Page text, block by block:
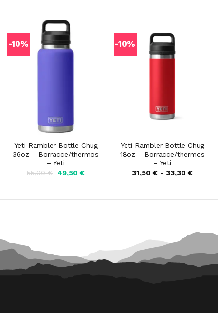
-10%
Yeti Rambler Bottle Chug
36oz – Borracce/thermos
– Yeti
55,00€
Il
55,00 €.
49,50 €Il
49,50 €.
-10%
Yeti Rambler Bottle Chug
18oz – Borracce/thermos
– Yeti
31,50 € - 33,30 €Fascia
31,50 €